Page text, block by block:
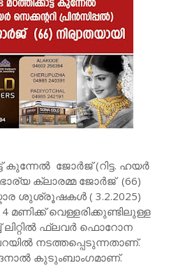
കുന്നേൽ ജോർജ് (റിട്ട. ഹയർ
ഭാര്യ ക്ലാരമ്മ ജോർജ് (66)
ശുശ്രൂഷകൾ ( 3.2.2025)
മണിക്ക് വെള്ളരിക്കുണ്ടിലുള്ള
ലിറ്റിൽ ഫ്ലവർ ഫൊറോന
നടത്തപ്പെടുന്നതാണ്.
കുടുംബാംഗമാണ്.